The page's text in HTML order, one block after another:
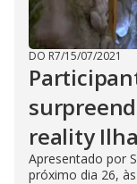
DO R7/15/07/2021
reality
Apresentado por
próximo dia 26,